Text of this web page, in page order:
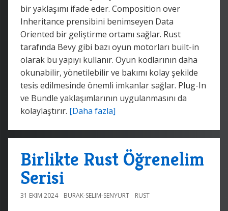
bir yaklaşımı ifade eder. Composition over
Inheritance prensibini benimseyen Data
Oriented bir geliştirme ortamı sağlar. Rust
tarafında Bevy gibi bazı oyun motorları built-in
olarak bu yapıyı kullanır. Oyun kodlarının daha
okunabilir, yönetilebilir ve bakımı kolay şekilde
tesis edilmesinde önemli imkanlar sağlar. Plug-In
ve Bundle yaklaşımlarının uygulanmasını da
kolaylaştırır. [Daha fazla]
Birlikte Rust Öğrenelim
Serisi
31 EKIM 2024 BURAK-SELIM-SENYURT RUST